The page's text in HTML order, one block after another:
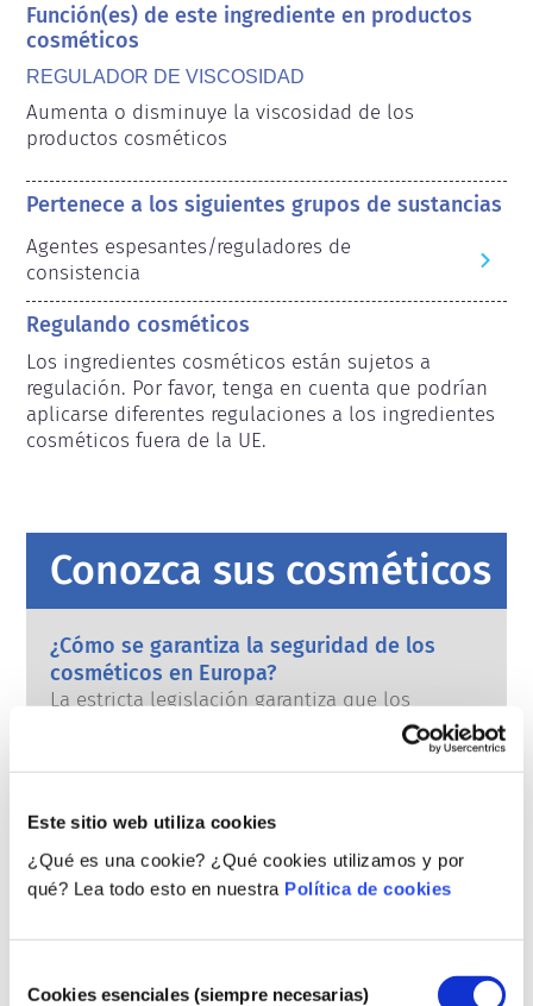
Este sitio web utiliza cookies
¿Qué es una cookie? ¿Qué cookies utilizamos y por
qué? Lea todo esto en nuestra Política de cookies
deCookies esenciales (siempre necesarias)
Función(es) de este ingrediente en productos
cosméticos
REGULADOR DE VISCOSIDAD
Aumenta o disminuye la viscosidad de los
productos cosméticos
Pertenece a los siguientes grupos de sustancias
Agentes espesantes/reguladores de
consistencia
Regulando cosméticos
Los ingredientes cosméticos están sujetos a
regulación. Por favor, tenga en cuenta que podrían
aplicarse diferentes regulaciones a los ingredientes
cosméticos fuera de la UE.
Conozca sus cosméticos
¿Cómo se garantiza la seguridad de los
cosméticos en Europa?
La estricta legislación garantiza que los
cosméticos que se vendan en la Unión
Europea sean seguros para las personas. Las
empresas y las autoridades reguladoras
responsabilidad compartida de garantizar la
seguridad de los productos cosméticos.
leer más
¿Qué debo saber sobre los disruptores
Se ha afirmado que algunos ingredientes
utilizados en los productos cosméticos son
imitar algunas de las propiedades de
leer más
¿Se prueban los cosméticos en animales?